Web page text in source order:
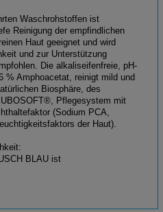
Waschrohstoffen ist
Reinigung der empfindlichen
Haut geeignet und wird
und zur Unterstützung
Die alkaliseifenfreie, pH-
% Amphoacetat, reinigt mild und
Biosphäre, des
Pflegesystem mit
(Sodium PCA,
der Haut).
BLAU ist